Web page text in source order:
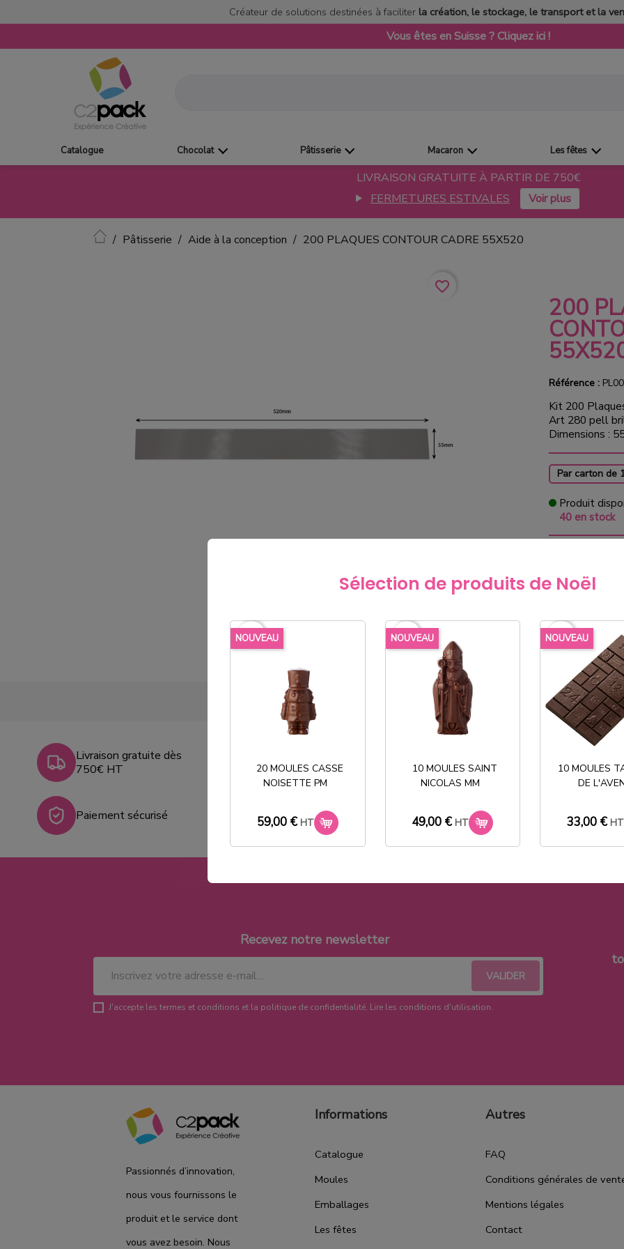
Sélection de produits de Noël
NOUVEAU
20 MOULES CASSE
NOISETTE PM
59,00 € HT
favorite_border NOUVEAU
10 MOULES SAINT
NICOLAS MM
49,00 € HT
favorite_border NOUVEAU
10 MOULES
DE
33,00 € HT
favorite_border
Créateur de solutions destinées à faciliter la création, le stockage, le transport et la
Vous êtes en Suisse ? Cliquez ici !
Catalogue Chocolat Pâtisserie Macaron Les fêtes
LIVRAISON GRATUITE À PARTIR DE 750€
FERMETURES ESTIVALES
Accueil
Pâtisserie Aide à la conception 200 PLAQUES CONTOUR CADRE 55X520
favorite_border
200
Référence :
Kit 200
Art 280 pell
Dimensions :
Par carton de
Produit
40 en stock
Partager
Livraison gratuite dès
750€ HT
+ de 2000 références
Paiement sécurisé
Recevez notre newsletter
J'accepte les termes et conditions et la politique de confidentialité. Lire les conditions d'utilisation.
Passionnés d’innovation,
nous vous fournissons le
produit et le service dont
vous avez besoin. Nous
Informations
Catalogue
Moules
Emballages
Les fêtes
Autres
FAQ
Conditions générales de
Mentions légales
Contact